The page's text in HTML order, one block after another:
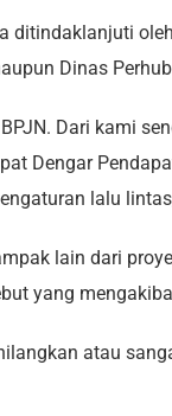
ditindaklanjuti
Dinas
Dari kami
Dengar
lalu
lain dari
yang
atau